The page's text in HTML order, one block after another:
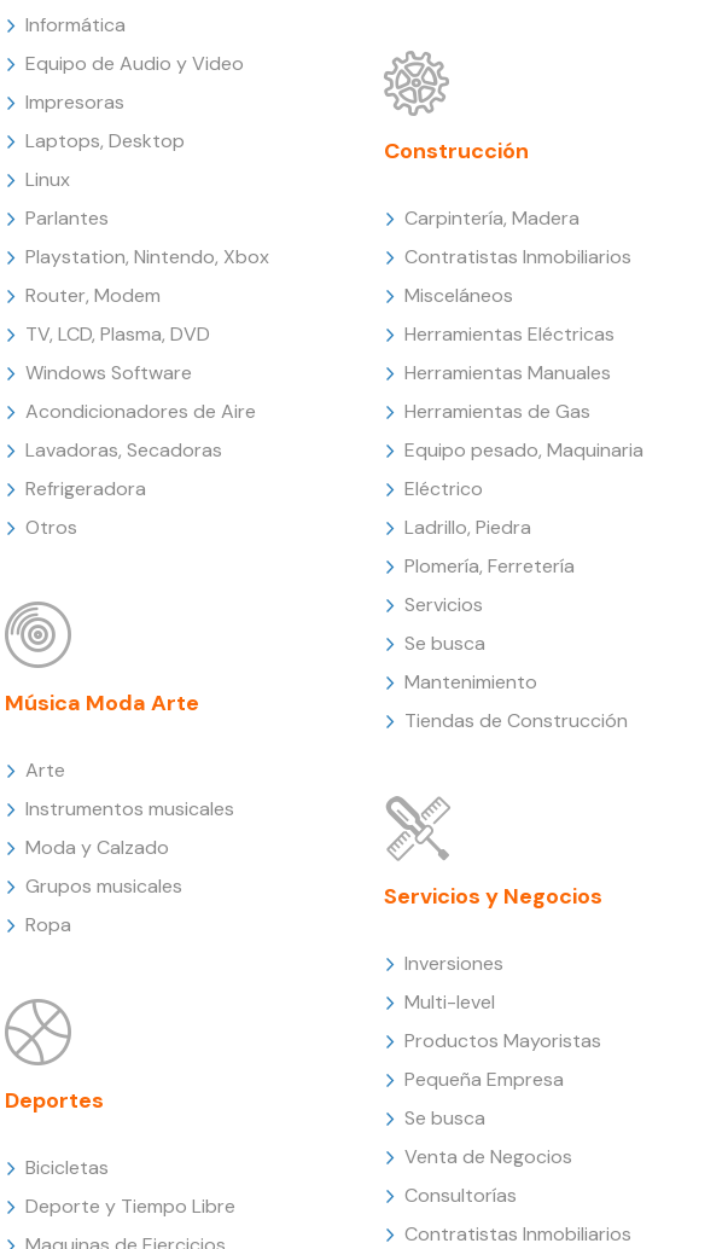
Informática
Equipo de Audio y Video
Impresoras
Laptops, Desktop
Linux
Parlantes
Playstation, Nintendo, Xbox
Router, Modem
TV, LCD, Plasma, DVD
Windows Software
Acondicionadores de Aire
Lavadoras, Secadoras
Refrigeradora
Otros
Música Moda Arte
Arte
Instrumentos musicales
Moda y Calzado
Grupos musicales
Ropa
Deportes
Bicicletas
Deporte y Tiempo Libre
Construcción
Carpintería, Madera
Contratistas Inmobiliarios
Misceláneos
Herramientas Eléctricas
Herramientas Manuales
Herramientas de Gas
Equipo pesado, Maquinaria
Eléctrico
Ladrillo, Piedra
Plomería, Ferretería
Servicios
Se busca
Mantenimiento
Tiendas de Construcción
Servicios y Negocios
Inversiones
Multi-level
Productos Mayoristas
Pequeña Empresa
Se busca
Venta de Negocios
Consultorías
Contratistas Inmobiliarios